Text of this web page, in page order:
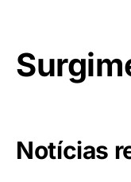
Notícias